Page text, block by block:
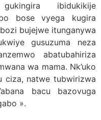
ibidukikije
bose vyega kugira
bujejwe itunganywa
gusuzuma neza
abatubahiriza
wa mama. Nk’uko
ciza, natwe tubwirizwa
bacu bazovuga
».